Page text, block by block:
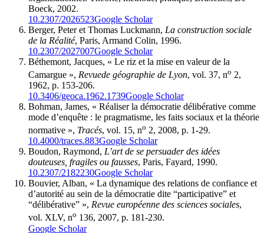
Boeck, 2002.
10.2307/2026523Google Scholar
Berger, Peter et Thomas Luckmann, La construction sociale
de la Réalité, Paris, Armand Colin, 1996.
10.2307/2027007Google Scholar
Béthemont, Jacques, « Le riz et la mise en valeur de la
Camargue », Revuede géographie de Lyon, vol. 37, no 2,
1962, p. 153-206.
10.3406/geoca.1962.1739Google Scholar
Bohman, James, « Réaliser la démocratie délibérative comme
mode d’enquête : le pragmatisme, les faits sociaux et la théorie
normative », Tracés, vol. 15, no 2, 2008, p. 1-29.
10.4000/traces.883Google Scholar
Boudon, Raymond, L’art de se persuader des idées
douteuses, fragiles ou fausses, Paris, Fayard, 1990.
10.2307/2182230Google Scholar
Bouvier, Alban, « La dynamique des relations de confiance et
d’autorité au sein de la démocratie dite “participative” et
“délibérative” », Revue européenne des sciences sociales,
vol. XLV, no 136, 2007, p. 181-230.
Google Scholar